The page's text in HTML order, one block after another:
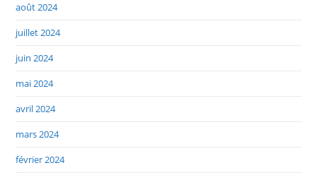
août 2024
juillet 2024
juin 2024
mai 2024
avril 2024
mars 2024
février 2024